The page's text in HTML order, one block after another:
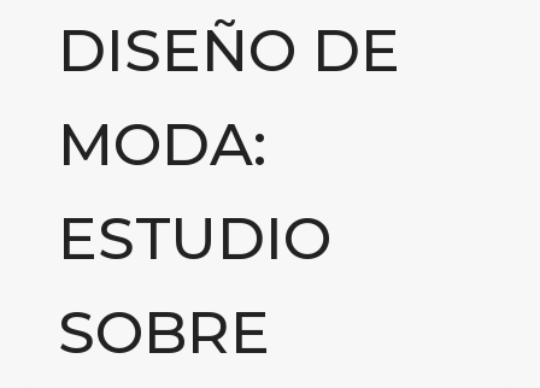
DISEÑO DE
MODA:
ESTUDIO
SOBRE